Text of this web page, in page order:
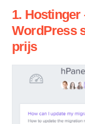
1. Hostinger
WordPress
prijs